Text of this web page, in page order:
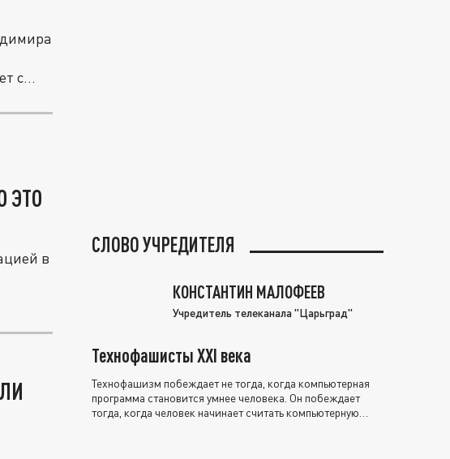
с...
ЭТО
в
СЛОВО УЧРЕДИТЕЛЯ
КОНСТАНТИН МАЛОФЕЕВ
Учредитель телеканала "Царьград"
Технофашисты XXI века
Технофашизм побеждает не тогда, когда компьютерная
программа становится умнее человека. Он побеждает
тогда, когда человек начинает считать компьютерную